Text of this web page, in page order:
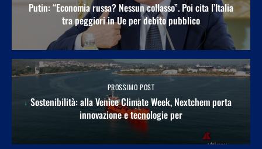
Putin: “Economia russa? Nessun collasso”. Poi cita l’Italia
tra peggiori in Ue per debito pubblico
PROSSIMO POST
Sostenibilità: alla Venice Climate Week, Nextchem porta
innovazione e tecnologie per